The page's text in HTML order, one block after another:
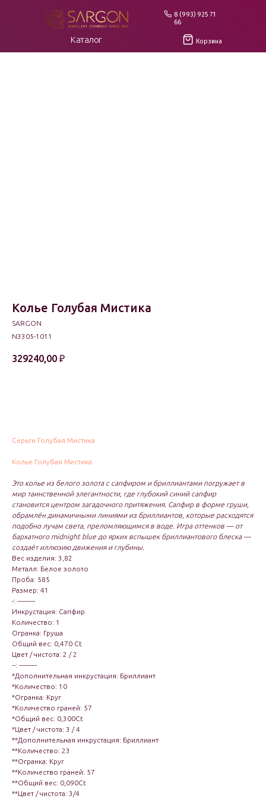
8 (993) 925 71
66
Корзина
Каталог
Колье Голубая Мистика
SARGON
N3305-1011
329240,00 ₽
Серьги Голубая Мистика
Колье Голубая Мистика
Это колье из белого золота с сапфиром и бриллиантами погружает в
мир таинственной элегантности, где глубокий синий сапфир
становится центром загадочного притяжения. Сапфир в форме груши,
обрамлён динамичными линиями из бриллиантов, которые расходятся
подобно лучам света, преломляющимся в воде. Игра оттенков — от
бархатного midnight blue до ярких вспышек бриллиантового блеска —
создаёт иллюзию движения и глубины.
Вес изделия: 3,82
Металл: Белое золото
Проба: 585
Размер: 41
-: ----------
Инкрустация: Сапфир
Количество: 1
Огранка: Груша
Общий вес: 0,470 Ct
Цвет / чистота: 2 / 2
--: ----------
*Дополнительная инкрустация: Бриллиант
*Количество: 10
*Огранка: Круг
*Количество граней: 57
*Общий вес: 0,300Ct
*Цвет / чистота: 3 / 4
**Дополнительная инкрустация: Бриллиант
**Количество: 23
**Огранка: Круг
**Количество граней: 57
**Общий вес: 0,090Ct
**Цвет / чистота: 3/4